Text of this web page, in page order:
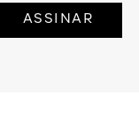
ASSINAR